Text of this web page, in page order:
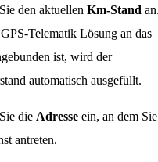
den aktuellen Km-Stand an.
Telematik Lösung an das
ist, wird der
automatisch ausgefüllt.
die Adresseein, an dem Sie
antreten.